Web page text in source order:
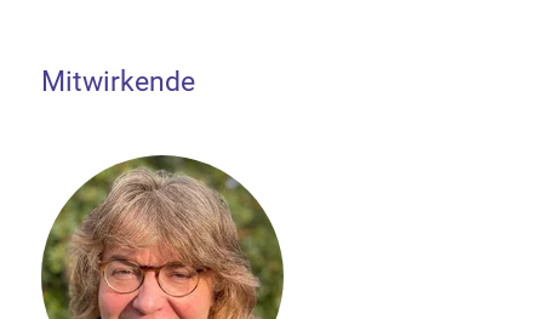
Mitwirkende